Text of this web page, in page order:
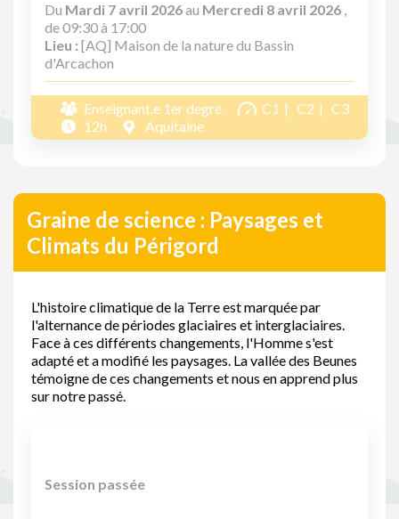
Du Mardi 7 avril 2026au Mercredi 8 avril 2026 ,
de 09:30 à 17:00
Lieu : [AQ] Maison de la nature du Bassin
d'Arcachon
Enseignant.e 1er degré C1 C2
C3
12h
Aquitaine
Graine de science : Paysages et
Climats du Périgord
L'histoire climatique de la Terre est marquée par
l'alternance de périodes glaciaires et interglaciaires.
Face à ces différents changements, l'Homme s'est
adapté et a modifié les paysages. La vallée des Beunes
témoigne de ces changements et nous en apprend plus
sur notre passé.
Session passée